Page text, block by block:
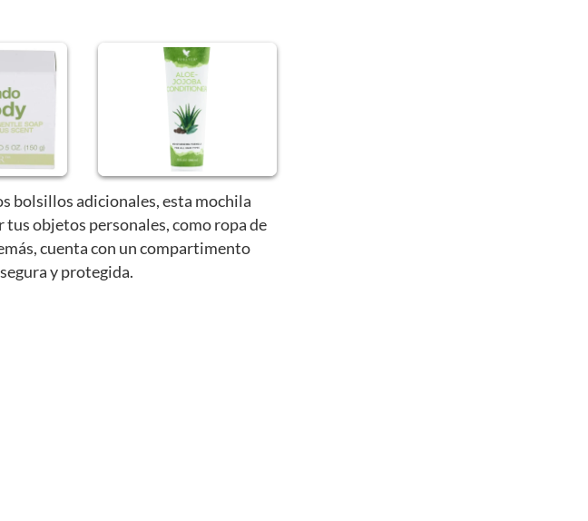
bolsillos adicionales, esta mochila
objetos personales, como ropa de
cuenta con un compartimento
y protegida.